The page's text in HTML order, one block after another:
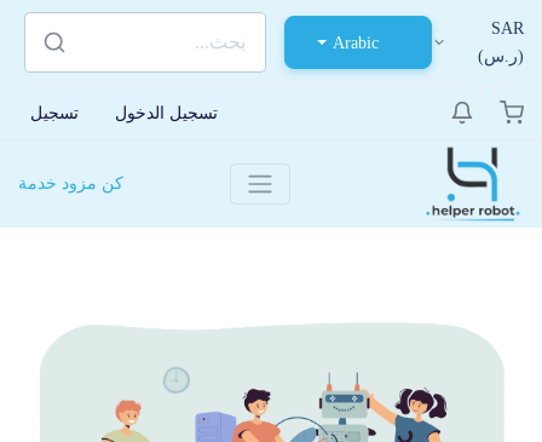
SAR
(ر.س)
Arabic
تسجيل الدخول تسجيل
كن مزود خدمة